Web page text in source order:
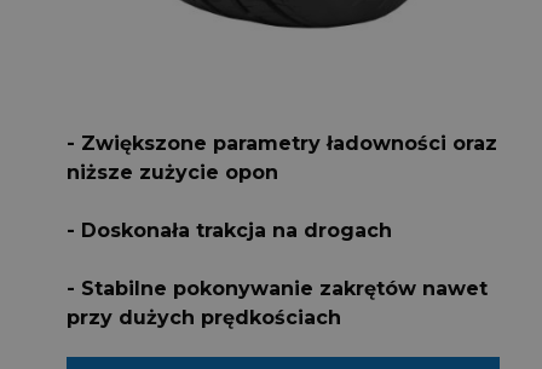
- Zwiększone parametry ładowności oraz
niższe zużycie opon
- Doskonała trakcja na drogach
- Stabilne pokonywanie zakrętów nawet
przy dużych prędkościach